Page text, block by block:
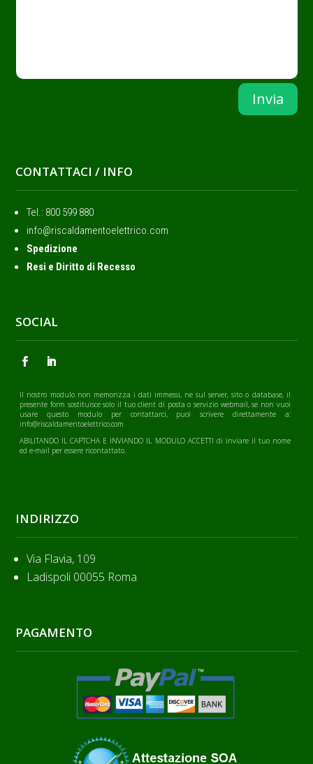
Invia
CONTATTACI / INFO
Tel.: ‭800 599 880
info@riscaldamentoelettrico.com
Spedizione
Resi e Diritto di Recesso
SOCIAL
Il nostro modulo non memorizza i dati immessi, ne sul server, sito o database, il
presente form sostituisce solo il tuo client di posta o servizio webmail, se non vuoi
usare questo modulo per contattarci, puoi scrivere direttamente a:
info@riscaldamentoelettrico.com
ABILITANDO IL CAPTCHA E INVIANDO IL MODULO ACCETTI di inviare il tuo nome
ed e-mail per essere ricontattato.
INDIRIZZO
Via Flavia, 109
Ladispoli 00055 Roma
PAGAMENTO